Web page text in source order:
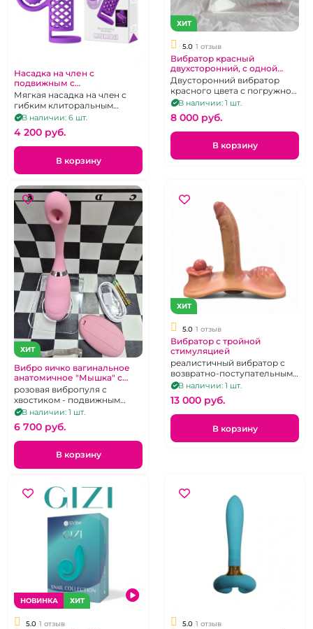
Насадка на член с
подвижным с
клиторальным вибратором
"Romance" фиолетовая
Мягкая насадка на член с
гибким клиторальным
отростком с вибрацией,
перезаряжаемая
В наличии: 6 шт.
4 200 pуб.
В корзину
ХИТ
5.0 1 отзыв
Вибратор красный
двухсторонний, с одной
стороны вибро с другой
сосунок
Двусторонний вибратор
красного цвета с погружной
частью с вибрацией на
одном конце и вакуумно-
волновой клиторальной
стимуляцией с другой
В наличии: 1 шт.
8 000 pуб.
В корзину
ХИТ
Вибро яичко вагинальное
анатомичное "Мышка" с
клиторальным подвижным
хвостиком
розовая вибропуля с
хвостиком - подвижным
коленом на д.у пульте
В наличии: 1 шт.
6 700 pуб.
В корзину
ХИТ
5.0 1 отзыв
Вибратор с тройной
стимуляцией
реалистичный вибратор с
возвратно-поступательными
движениями, двумя
дополнительными
стимулирующими зонами и
подогревом на д/у пульте, 9
режимов вибрации, 3
режима фрикций
В наличии: 1 шт.
13 000 pуб.
В корзину
НОВИНКА ХИТ
5.0 1 отзыв 5.0 1 отзыв